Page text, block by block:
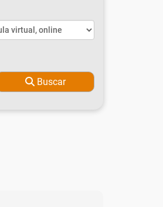
Buscar